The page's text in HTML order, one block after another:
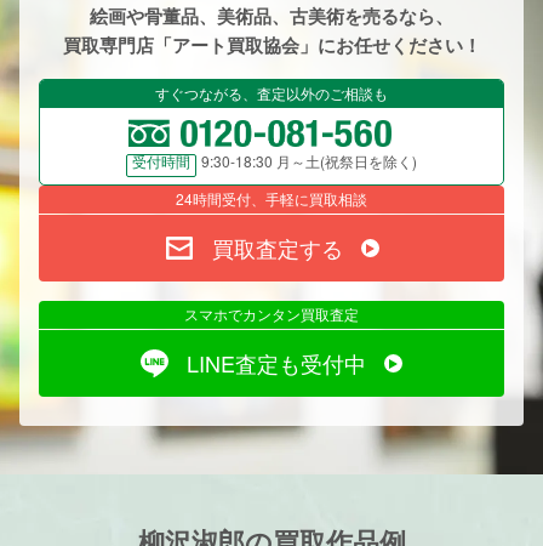
絵画や骨董品、美術品、古美術を売るなら、
買取専門店「アート買取協会」にお任せください！
すぐつながる、査定以外のご相談も
受付時間
9:30-18:30 月～土(祝祭日を除く)
24時間受付、手軽に買取相談
買取査定する
スマホでカンタン買取査定
LINE査定も受付中